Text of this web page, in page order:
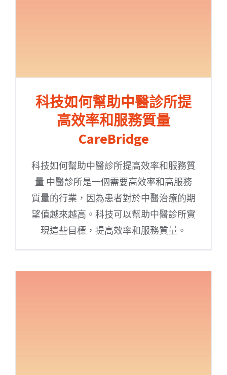
科技如何幫助中醫診所提
高效率和服務質量
CareBridge
科技如何幫助中醫診所提高效率和服務質
量 中醫診所是一個需要高效率和高服務
質量的行業，因為患者對於中醫治療的期
望值越來越高。科技可以幫助中醫診所實
現這些目標，提高效率和服務質量。